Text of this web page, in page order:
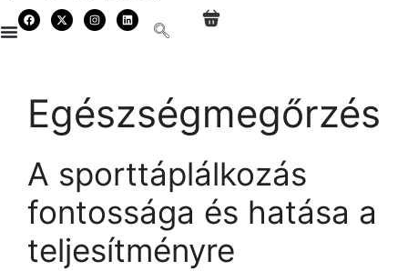
Egészségmegőrzés
A sporttáplálkozás
fontossága és hatása a
teljesítményre